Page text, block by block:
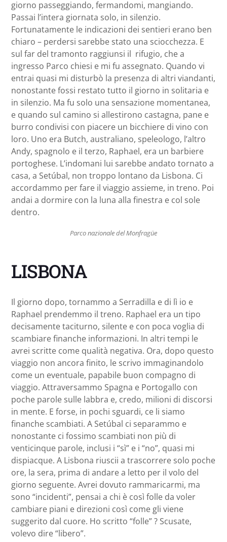
giorno passeggiando, fermandomi, mangiando.
Passai l’intera giornata solo, in silenzio.
Fortunatamente le indicazioni dei sentieri erano ben
chiaro – perdersi sarebbe stato una sciocchezza. E
sul far del tramonto raggiunsi il rifugio, che a
ingresso Parco chiesi e mi fu assegnato. Quando vi
entrai quasi mi disturbò la presenza di altri viandanti,
nonostante fossi restato tutto il giorno in solitaria e
in silenzio. Ma fu solo una sensazione momentanea,
e quando sul camino si allestirono castagna, pane e
burro condivisi con piacere un bicchiere di vino con
loro. Uno era Butch, australiano, speleologo, l’altro
Andy, spagnolo e il terzo, Raphael, era un barbiere
portoghese. L’indomani lui sarebbe andato tornato a
casa, a Setúbal, non troppo lontano da Lisbona. Ci
accordammo per fare il viaggio assieme, in treno. Poi
andai a dormire con la luna alla finestra e col sole
dentro.
Parco nazionale del Monfragüe
LISBONA
Il giorno dopo, tornammo a Serradilla e di lì io e
Raphael prendemmo il treno. Raphael era un tipo
decisamente taciturno, silente e con poca voglia di
scambiare finanche informazioni. In altri tempi le
avrei scritte come qualità negativa. Ora, dopo questo
viaggio non ancora finito, le scrivo immaginandolo
come un eventuale, papabile buon compagno di
viaggio. Attraversammo Spagna e Portogallo con
poche parole sulle labbra e, credo, milioni di discorsi
in mente. E forse, in pochi sguardi, ce li siamo
finanche scambiati. A Setúbal ci separammo e
nonostante ci fossimo scambiati non più di
venticinque parole, inclusi i “sì” e i “no”, quasi mi
dispiacque. A Lisbona riuscii a trascorrere solo poche
ore, la sera, prima di andare a letto per il volo del
giorno seguente. Avrei dovuto rammaricarmi, ma
sono “incidenti”, pensai a chi è così folle da voler
cambiare piani e direzioni così come gli viene
suggerito dal cuore. Ho scritto “folle” ? Scusate,
volevo dire “libero”.